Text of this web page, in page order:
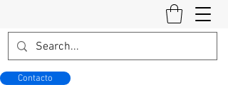
Contacto